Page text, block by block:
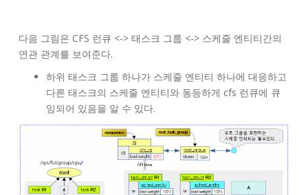
다음 그림은 CFS 런큐 <-> 태스크 그룹 <-> 스케줄 엔티티간의
연관 관계를 보여준다.
하위 태스크 그룹 하나가 스케줄 엔티티 하나에 대응하고
다른 태스크의 스케줄 엔티티와 동등하게 cfs 런큐에 큐
잉되어 있음을 알 수 있다.